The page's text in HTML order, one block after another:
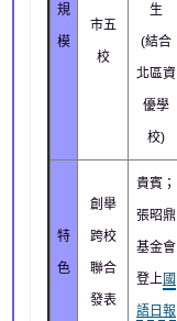
規
模
市五
校
生
(結合
北區資
優學
校)
特
色
創舉
跨校
聯合
發表
貴賓；
張昭鼎
基金會
登上國
語日報